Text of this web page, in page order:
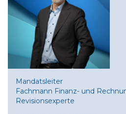
Mandatsleiter
Fachmann Finanz- und
Revisionsexperte